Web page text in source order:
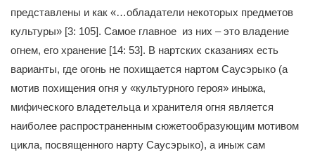
представлены и как «…обладатели некоторых предметов
культуры» [3: 105]. Самое главное из них – это владение
огнем, его хранение [14: 53]. В нартских сказаниях есть
варианты, где огонь не похищается нартом Саусэрыко (а
мотив похищения огня у «культурного героя» иныжа,
мифического владетельца и хранителя огня является
наиболее распространенным сюжетообразующим мотивом
цикла, посвященного нарту Саусэрыко), а иныж сам